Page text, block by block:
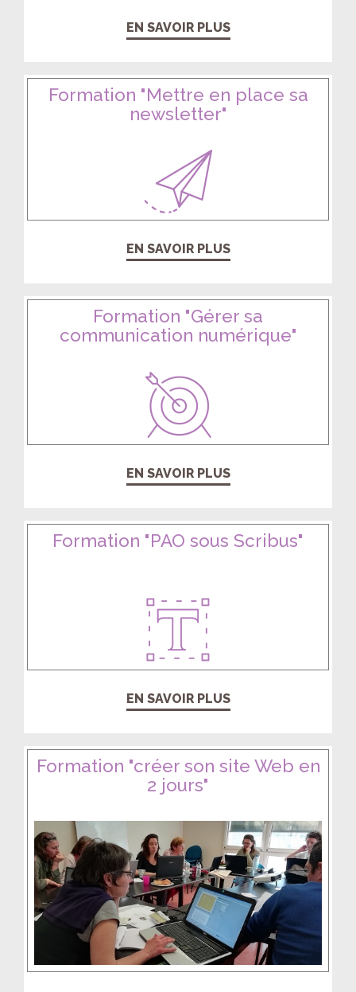
EN SAVOIR PLUS
Formation "Mettre en place sa
newsletter"
EN SAVOIR PLUS
Formation "Gérer sa
communication numérique"
EN SAVOIR PLUS
Formation "PAO sous Scribus"
EN SAVOIR PLUS
Formation "créer son site Web en
2 jours"